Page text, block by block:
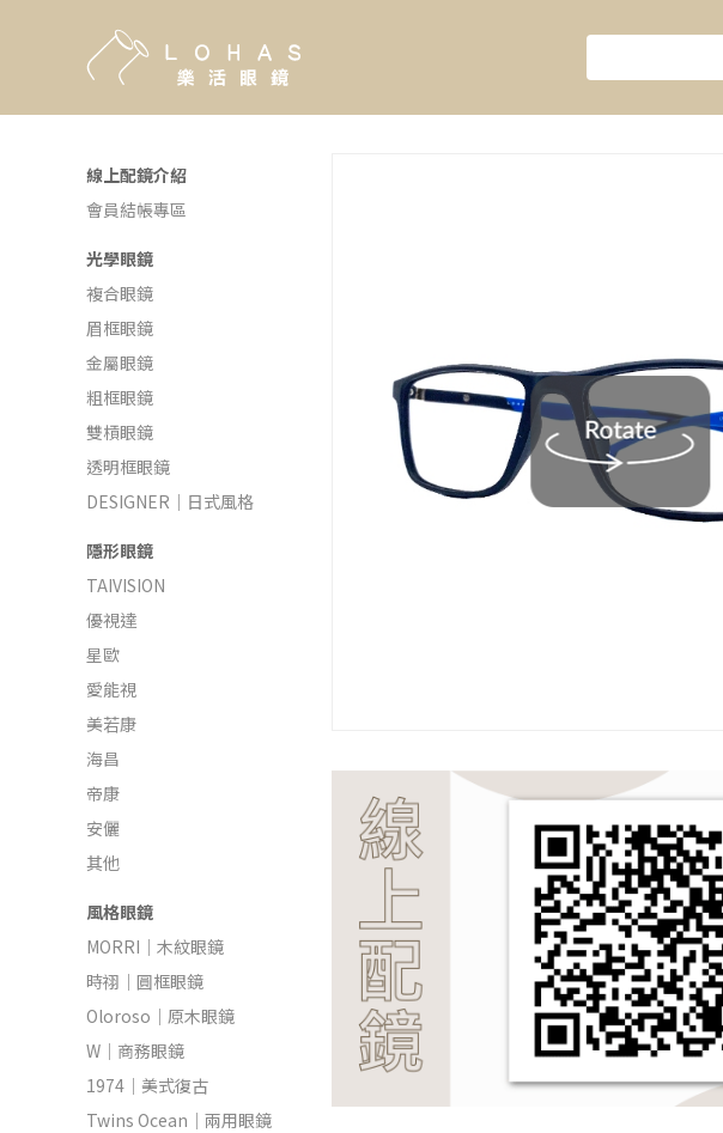
線上配鏡介紹
會員結帳專區
光學眼鏡
複合眼鏡
眉框眼鏡
金屬眼鏡
粗框眼鏡
雙槓眼鏡
透明框眼鏡
DESIGNER｜日式風格
隱形眼鏡
TAIVISION
優視達
星歐
愛能視
美若康
海昌
帝康
安儷
其他
風格眼鏡
MORRI｜木紋眼鏡
時祤｜圓框眼鏡
Oloroso｜原木眼鏡
W｜商務眼鏡
1974｜美式復古
Twins Ocean｜兩用眼鏡